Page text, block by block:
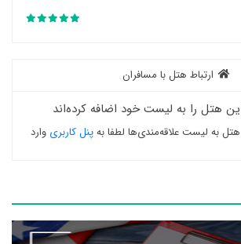
ارتباط هتل با مسافران
به لیست علاقه‌مندی‌ها لطفا بهپنل کاربری وارد